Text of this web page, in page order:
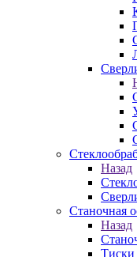
Назад
Станочная
Назад
Тиски